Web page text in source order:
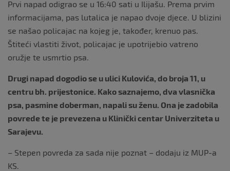
Prvi napad odigrao se u 16:40 sati u Ilijašu. Prema prvim
informacijama, pas lutalica je napao dvoje djece. U blizini
se našao policajac na kojeg je, također, krenuo pas.
Štiteći vlastiti život, policajac je upotrijebio vatreno
oružje te usmrtio psa.
Drugi napad dogodio se u ulici Kulovića, do broja 11, u
centru bh. prijestonice. Kako saznajemo, dva vlasnička
psa, pasmine doberman, napali su ženu. Ona je zadobila
povrede te je prevezena u Klinički centar Univerziteta u
Sarajevu.
– Stepen povreda za sada nije poznat – dodaju iz MUP-a
KS.